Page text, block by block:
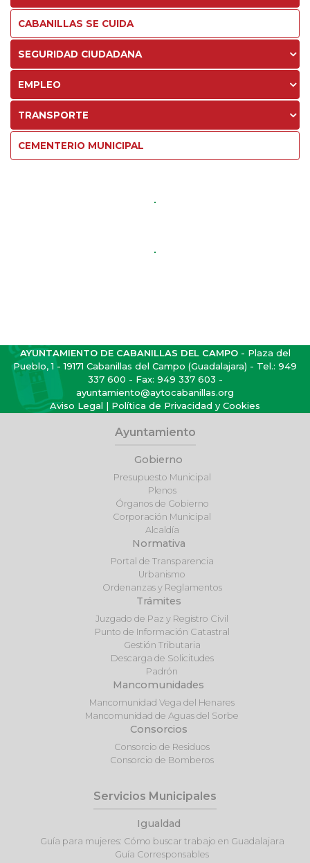
CABANILLAS SE CUIDA
SEGURIDAD CIUDADANA
EMPLEO
TRANSPORTE
CEMENTERIO MUNICIPAL
AYUNTAMIENTO DE CABANILLAS DEL CAMPO- Plaza del
Pueblo, 1 - 19171 Cabanillas del Campo (Guadalajara) - Tel.: 949
337 600 - Fax: 949 337 603 -
ayuntamiento@aytocabanillas.org
Aviso Legal | Política de Privacidad y Cookies
Ayuntamiento
Gobierno
Presupuesto Municipal
Plenos
Órganos de Gobierno
Corporación Municipal
Alcaldía
Normativa
Portal de Transparencia
Urbanismo
Ordenanzas y Reglamentos
Trámites
Juzgado de Paz y Registro Civil
Punto de Información Catastral
Gestión Tributaria
Descarga de Solicitudes
Padrón
Mancomunidades
Mancomunidad Vega del Henares
Mancomunidad de Aguas del Sorbe
Consorcios
Consorcio de Residuos
Consorcio de Bomberos
Servicios Municipales
Igualdad
Guía para mujeres: Cómo buscar trabajo en Guadalajara
Guía Corresponsables